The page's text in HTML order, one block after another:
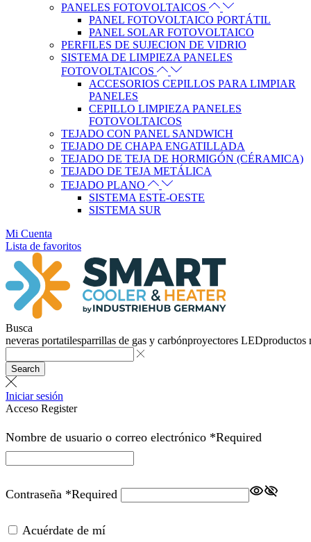
PANELES FOTOVOLTAICOS
PANEL FOTOVOLTAICO PORTÁTIL
PANEL SOLAR FOTOVOLTAICO
PERFILES DE SUJECION DE VIDRIO
SISTEMA DE LIMPIEZA PANELES
FOTOVOLTAICOS
ACCESORIOS CEPILLOS PARA LIMPIAR
PANELES
CEPILLO LIMPIEZA PANELES
FOTOVOLTAICOS
TEJADO CON PANEL SANDWICH
TEJADO DE CHAPA ENGATILLADA
TEJADO DE TEJA DE HORMIGÓN (CÉRAMICA)
TEJADO DE TEJA METÁLICA
TEJADO PLANO
SISTEMA ESTE-OESTE
SISTEMA SUR
Mi Cuenta
Lista de favoritos
Busca
neveras portatilesparrillas de gas y carbónproyectores LEDproductos
Search
Iniciar sesión
Acceso Register
Nombre de usuario o correo electrónico *Required
Contraseña *Required
Acuérdate de mí